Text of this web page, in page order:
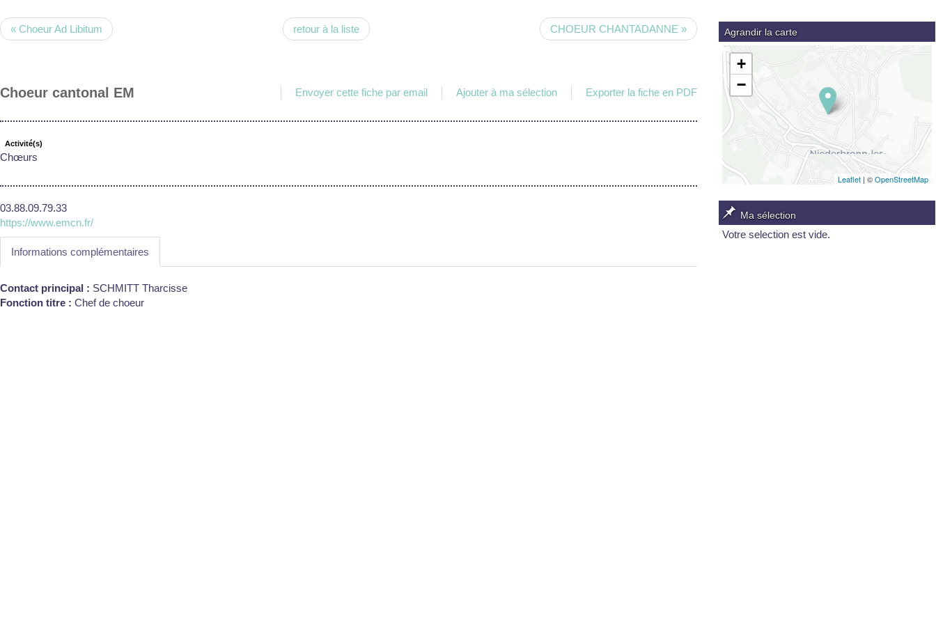
« Choeur Ad Libitum retour à la liste CHOEUR CHANTADANNE »
Choeur cantonal EM Exporter la fiche en PDF
Ajouter à ma sélection
Envoyer cette fiche par email
Activité(s)
Chœurs
03.88.09.79.33
https://www.emcn.fr/
Informations complémentaires
Contact principal : SCHMITT Tharcisse
Fonction titre : Chef de choeur
Agrandir la carte
+
−
Leaflet | ©OpenStreetMap
Ma sélection
Votre selection est vide.